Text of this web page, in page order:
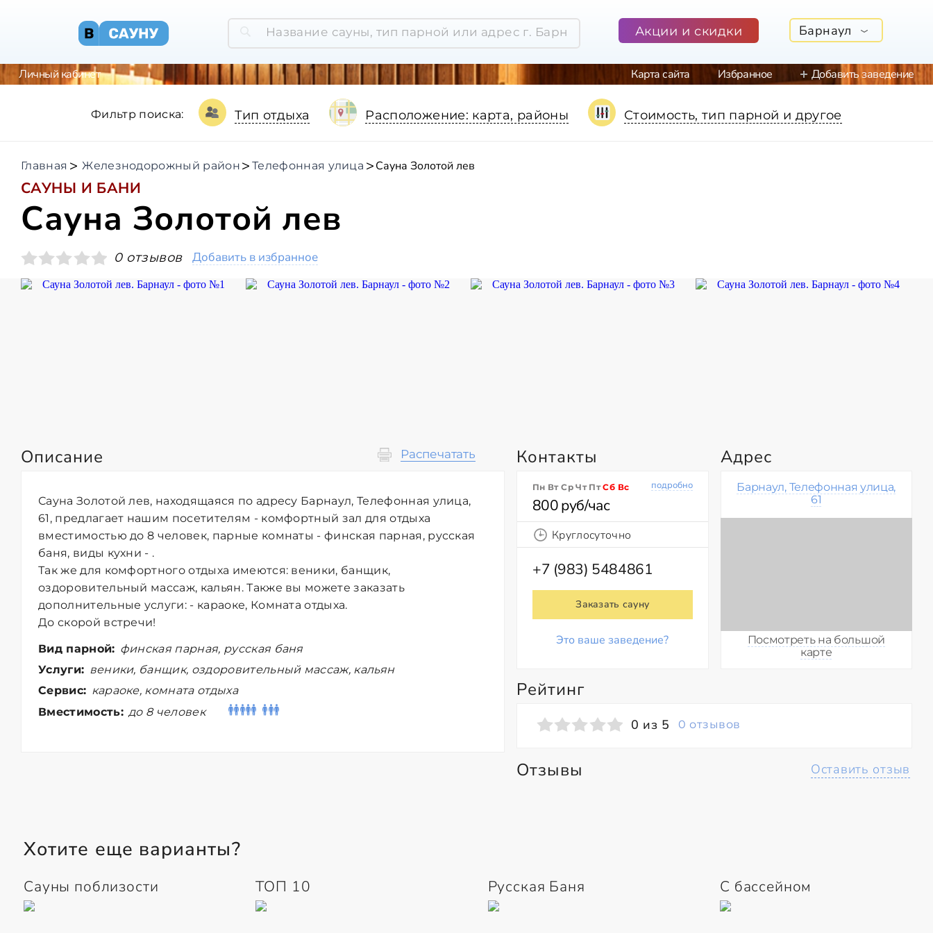
Акции и скидки Барнаул
Личный кабинет Карта сайта Избранное Добавить заведение
Фильтр поиска: Тип отдыха Расположение: карта, районы Стоимость, тип парной и другое
Главная Железнодорожный район Телефонная улица Сауна Золотой лев
САУНЫ И БАНИ
Сауна Золотой лев
0 отзывов Добавить в избранное
Описание Распечатать
Сауна Золотой лев, находящаяся по адресу Барнаул, Телефонная улица,
61, предлагает нашим посетителям - комфортный зал для отдыха
вместимостью до 8 человек, парные комнаты - финская парная, русская
баня, виды кухни - .
Так же для комфортного отдыха имеются: веники, банщик,
оздоровительный массаж, кальян. Также вы можете заказать
дополнительные услуги: - караоке, Комната отдыха.
До скорой встречи!
Вид парной: финская парная, русская баня
Услуги: веники, банщик, оздоровительный массаж, кальян
Сервис: караоке, комната отдыха
Вместимость: до 8 человек
Контакты
подробно
Пн Вт Ср Чт ПтСб Вс
800 руб/час
Круглосуточно
+7 (983) 5484861
Заказать сауну
Это ваше заведение?
Адрес
Барнаул, Телефонная улица,
61
Посмотреть на большой
карте
Рейтинг
0 из 5 0 отзывов
Отзывы Оставить отзыв
Хотите еще варианты?
Сауны поблизости ТОП 10 Русская Баня С бассейном